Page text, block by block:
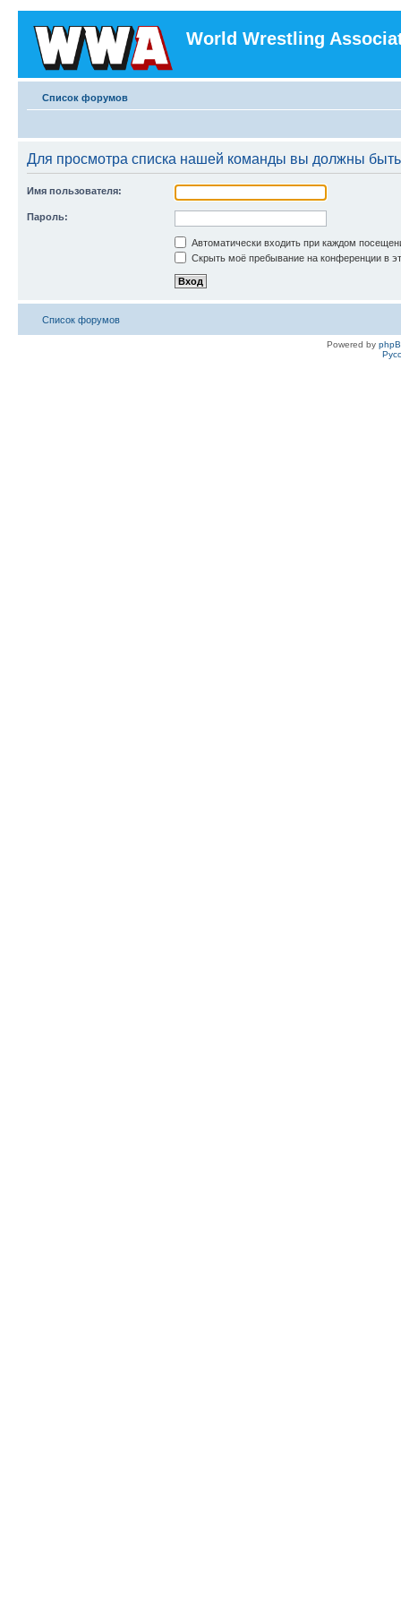
World Wrestling
Список форумов
Для просмотра списка нашей команды вы должны
Имя пользователя:
Пароль:
Автоматически входить при каждом
Скрыть моё пребывание на конференции в
Список форумов
Powered by